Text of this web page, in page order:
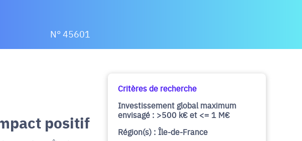
N° 45601
positif
Critères de recherche
Investissement global maximum
envisagé : >500 k€ et <= 1 M€
Région(s) : Île-de-France